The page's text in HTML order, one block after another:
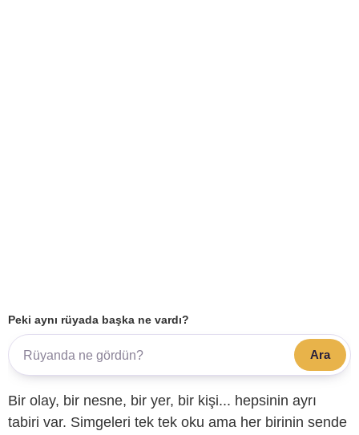
Peki aynı rüyada başka ne vardı?
Ara
Bir olay, bir nesne, bir yer, bir kişi... hepsinin ayrı
tabiri var. Simgeleri tek tek oku ama her birinin sende